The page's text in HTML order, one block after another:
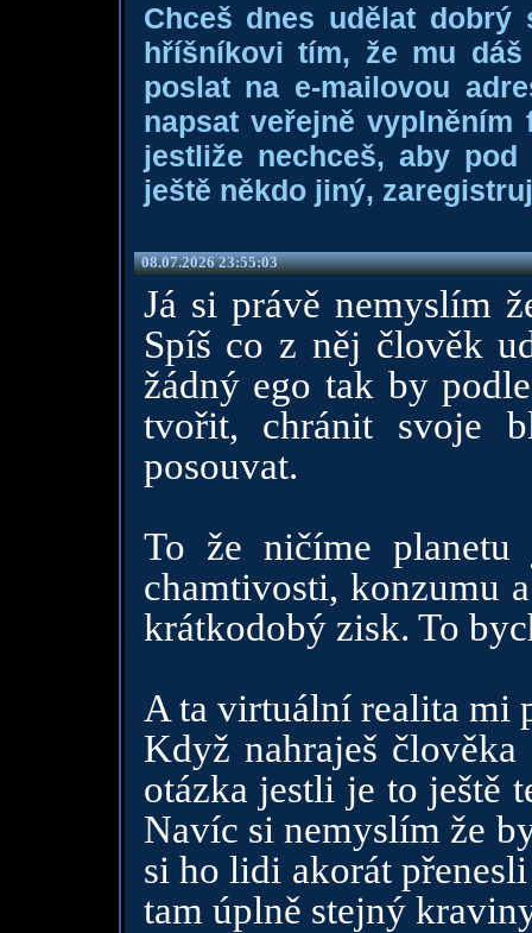
Chceš dnes udělat dobrý
hříšníkovi tím, že mu
poslat na e-mailovou
napsat veřejně
jestliže nechceš, aby
ještě někdo jiný,
08.07.2026 23:55:03
Já si právě nemyslím
Spíš co z něj člověk
žádný ego tak by
tvořit, chránit svoje
posouvat.
To že ničíme planetu
chamtivosti, konzumu
krátkodobý zisk. To
A ta virtuální realita mi
Když nahraješ
otázka jestli je to ještě
Navíc si nemyslím že
si ho lidi akorát
tam úplně stejný